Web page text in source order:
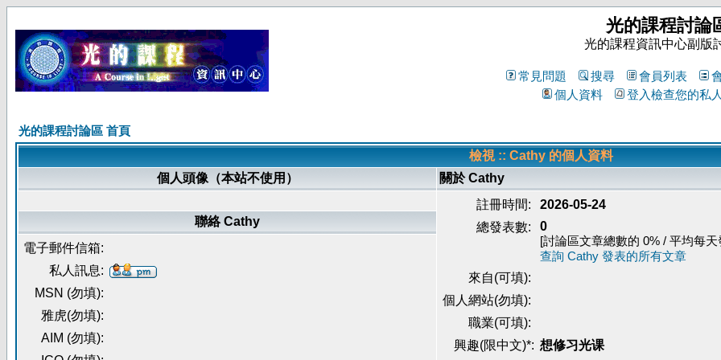
光的課程討論
光的課程資訊中心副版
常見問題 搜尋 會員列表
個人資料
登入檢查您的私
光的課程討論區 首頁
檢視 :: Cathy 的個人資料
個人頭像（本站不使用）
關於 Cathy
註冊時間:
2026-05-24
總發表數:
0
[討論區文章總數的 0% / 平均每天
查詢 Cathy 發表的所有文章
來自(可填):
個人網站(勿填):
職業(可填):
興趣(限中文)*: 想修习光课
聯絡 Cathy
電子郵件信箱:
私人訊息:
MSN (勿填):
雅虎(勿填):
AIM (勿填):